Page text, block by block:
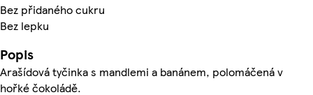
Bez přidaného cukru
Bez lepku
Popis
Arašídová tyčinka s mandlemi a banánem, polomáčená v
hořké čokoládě.